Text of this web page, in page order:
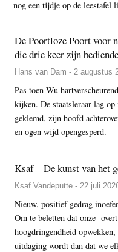
nog een tijdje op de leestafel
De Poortloze Poort voor
die drie keer zijn
Hans van Dam - 2 augustus
Pas toen Wu
kijken. De staatsleraar lag
geklemd, zijn hoofd
en ogen wijd opengesperd.
Ksaf – De kunst van het
Ksaf Vandeputte - 22 juli
Nieuw, positief gedrag
Om te beletten dat onze
hoogdringendheid
uitdaging wordt dan dat we